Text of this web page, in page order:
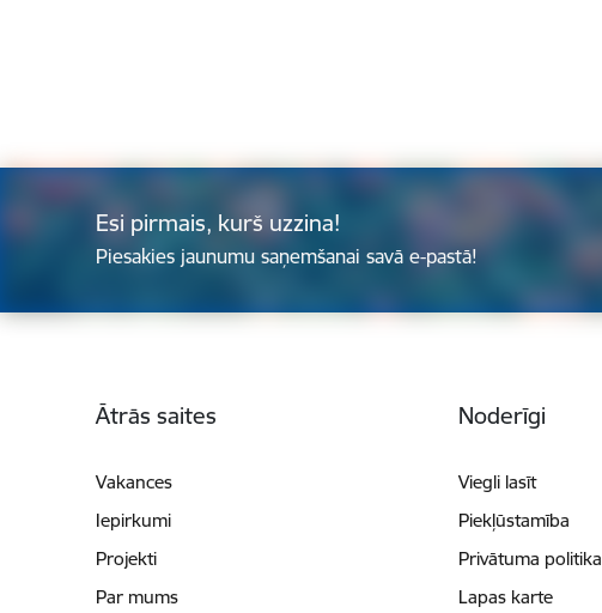
Esi pirmais, kurš uzzina!
Piesakies jaunumu saņemšanai savā e-pastā!
Ātrās saites
Vakances
Iepirkumi
Projekti
Par mums
Noderīgi
Viegli lasīt
Piekļūstamība
Privātuma politika
Lapas karte